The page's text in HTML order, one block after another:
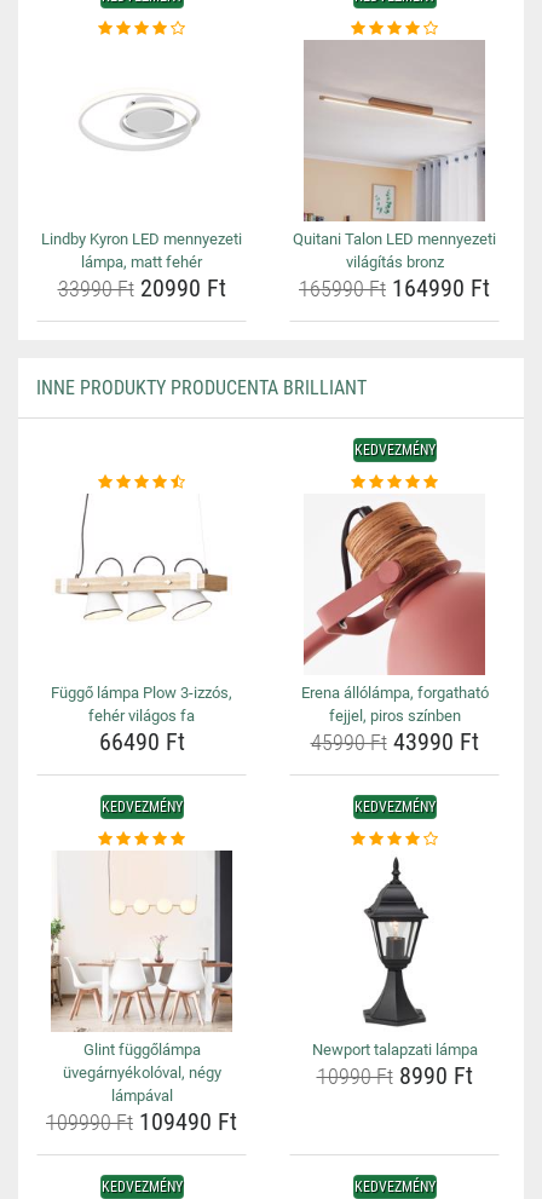
Lindby Kyron LED mennyezeti
lámpa, matt fehér
33990 Ft20990 Ft
Quitani Talon LED mennyezeti
világítás bronz
165990 Ft 164990 Ft
INNE PRODUKTY PRODUCENTA BRILLIANT
Függő lámpa Plow 3-izzós,
fehér világos fa
66490 Ft
KEDVEZMÉNY
Erena állólámpa, forgatható
fejjel, piros színben
45990 Ft43990 Ft
KEDVEZMÉNY
Glint függőlámpa
üvegárnyékolóval, négy
lámpával
109990 Ft 109490 Ft
KEDVEZMÉNY
Newport talapzati lámpa
10990 Ft8990 Ft
KEDVEZMÉNY KEDVEZMÉNY